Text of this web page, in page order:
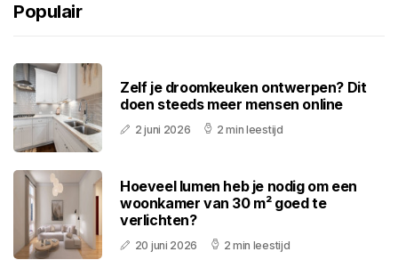
Populair
Zelf je droomkeuken ontwerpen? Dit
doen steeds meer mensen online
2 juni 2026 2 min leestijd
Hoeveel lumen heb je nodig om een
woonkamer van 30 m² goed te
verlichten?
20 juni 2026 2 min leestijd